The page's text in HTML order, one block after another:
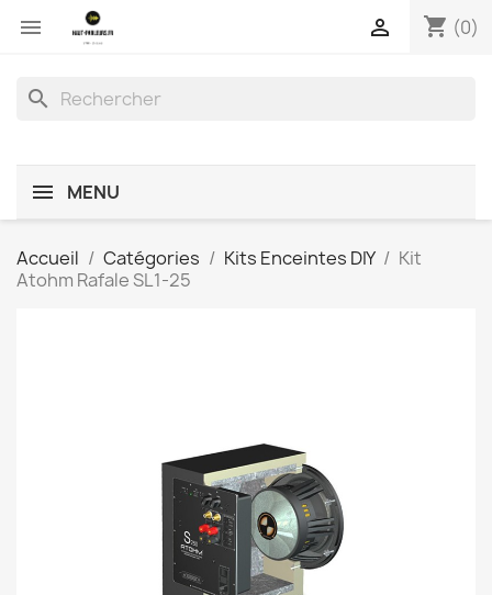
 shopping_cart (0)

search
MENU
Accueil Catégories Kits Enceintes DIY
Kit
Atohm Rafale SL1-25